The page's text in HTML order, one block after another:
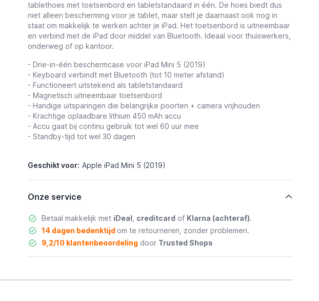
tablethoes met toetsenbord en tabletstandaard in één. De hoes biedt dus
niet alleen bescherming voor je tablet, maar stelt je daarnaast ook nog in
staat om makkelijk te werken achter je iPad. Het toetsenbord is uitneembaar
en verbind met de iPad door middel van Bluetooth. Ideaal voor thuiswerkers,
onderweg of op kantoor.
- Drie-in-één beschermcase voor iPad Mini 5 (2019)
- Keyboard verbindt met Bluetooth (tot 10 meter afstand)
- Functioneert uitstekend als tabletstandaard
- Magnetisch uitneembaar toetsenbord
- Handige uitsparingen die belangrijke poorten + camera vrijhouden
- Krachtige oplaadbare lithium 450 mAh accu
- Accu gaat bij continu gebruik tot wel 60 uur mee
- Standby-tijd tot wel 30 dagen
Geschikt voor: Apple iPad Mini 5 (2019)
Onze service
Betaal makkelijk met iDeal creditcard of Klarna (achteraf).
14 dagen bedenktijd om te retourneren, zonder problemen.
9,2/10 klantenbeoordelingdoor Trusted Shops